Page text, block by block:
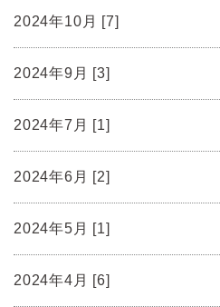
2024年10月 [7]
2024年9月 [3]
2024年7月 [1]
2024年6月 [2]
2024年5月 [1]
2024年4月 [6]